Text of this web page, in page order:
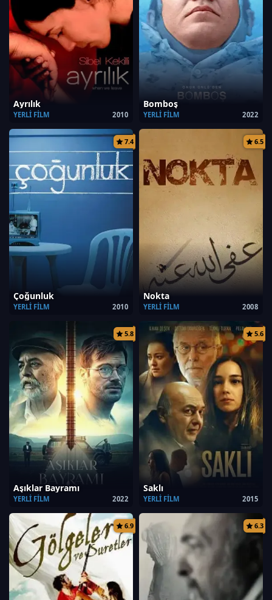
Ayrılık
2010
YERLI FILM
Bomboş
2022
YERLI FILM
7.4
Çoğunluk
2010
YERLI FILM
6.5
Nokta
2008
YERLI FILM
5.8
Aşıklar Bayramı
2022
YERLI FILM
5.6
Saklı
2015
YERLI FILM
6.9 6.3